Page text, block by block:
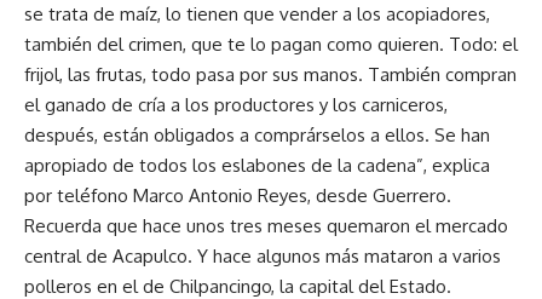
se trata de maíz, lo tienen que vender a los acopiadores,
también del crimen, que te lo pagan como quieren. Todo: el
frijol, las frutas, todo pasa por sus manos. También compran
el ganado de cría a los productores y los carniceros,
después, están obligados a comprárselos a ellos. Se han
apropiado de todos los eslabones de la cadena”, explica
por teléfono Marco Antonio Reyes, desde Guerrero.
Recuerda que hace unos tres meses quemaron el mercado
central de Acapulco. Y hace algunos más mataron a varios
polleros en el de Chilpancingo, la capital del Estado.